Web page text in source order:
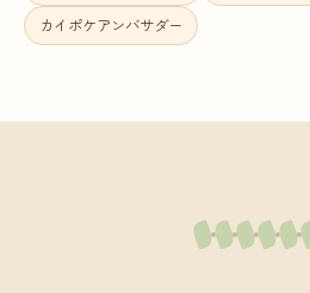
カイポケアンバサダー